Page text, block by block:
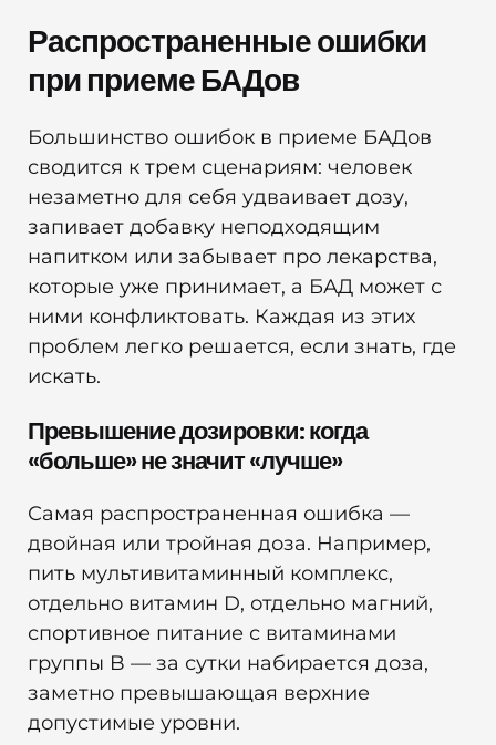
Распространенные ошибки
при приеме БАДов
Большинство ошибок в приеме БАДов
сводится к трем сценариям: человек
незаметно для себя удваивает дозу,
запивает добавку неподходящим
напитком или забывает про лекарства,
которые уже принимает, а БАД может с
ними конфликтовать. Каждая из этих
проблем легко решается, если знать, где
искать.
Превышение дозировки: когда
«больше» не значит «лучше»
Самая распространенная ошибка —
двойная или тройная доза. Например,
пить мультивитаминный комплекс,
отдельно витамин D, отдельно магний,
спортивное питание с витаминами
группы B — за сутки набирается доза,
заметно превышающая верхние
допустимые уровни.